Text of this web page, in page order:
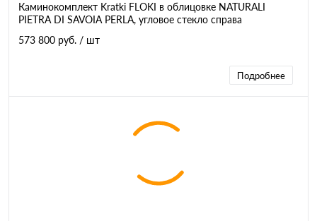
Каминокомплект Kratki FLOKI в облицовке NATURALI
PIETRA DI SAVOIA PERLA, угловое стекло справа
573 800 руб. / шт
Подробнее